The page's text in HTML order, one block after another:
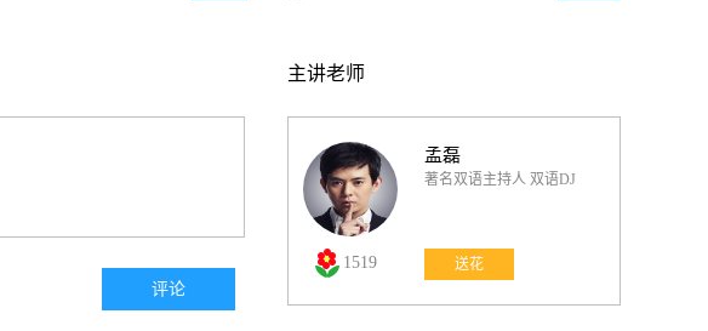
Shut Up and Dance
Like I'm Gonna Lose You
Need You Now
评论
主讲老师
1519
孟磊
著名双语主持人 双语DJ
送花